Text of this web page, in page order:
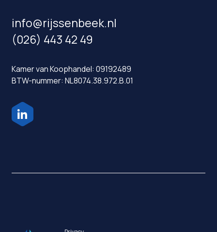
info@rijssenbeek.nl
(026) 443 42 49
Kamer van Koophandel: 09192489
BTW-nummer: NL8074.38.972.B.01